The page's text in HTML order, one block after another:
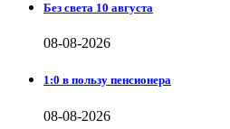
Без света 10 августа
08-08-2026
1:0 в пользу пенсионера
08-08-2026